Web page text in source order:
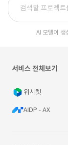
AI 모델이 생
서비스 전체보기
위시켓
AIDP - AX